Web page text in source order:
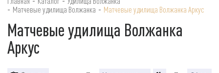
- Матчевые удилища Волжанка - Матчевые удилища Волжанка Аркус
Матчевые удилища Волжанка
Аркус